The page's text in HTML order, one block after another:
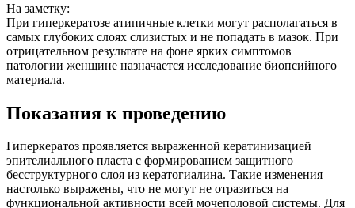
На заметку:
При гиперкератозе атипичные клетки могут располагаться в
самых глубоких слоях слизистых и не попадать в мазок. При
отрицательном результате на фоне ярких симптомов
патологии женщине назначается исследование биопсийного
материала.
Показания к проведению
Гиперкератоз проявляется выраженной кератинизацией
эпителиального пласта с формированием защитного
бесструктурного слоя из кератогиалина. Такие изменения
настолько выражены, что не могут не отразиться на
функциональной активности всей мочеполовой системы. Для